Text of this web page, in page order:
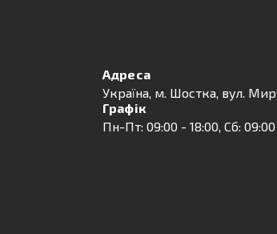
Адреса
Українa, м. Шостка, вул.
Графік
Пн-Пт: 09:00 - 18:00, Сб: